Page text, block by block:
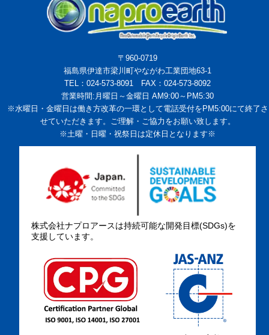
〒960-0719
福島県伊達市梁川町やながわ工業団地63-1
TEL：024-573-8091 FAX：024-573-8092
営業時間:月曜日～金曜日 AM9:00～PM5:30
※水曜日・金曜日は働き方改革の一環として電話受付をPM5:00にて終了さ
せていただきます。ご理解・ご協力をお願い致します。
※土曜・日曜・祝祭日は定休日となります※
株式会社ナプロアースは持続可能な開発目標(SDGs)を
支援しています。